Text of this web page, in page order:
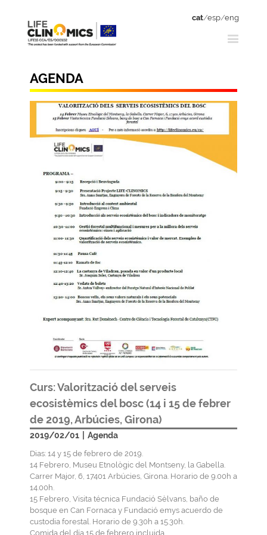
cat/esp/eng
AGENDA
Curs: Valorització del serveis
ecosistèmics del bosc (14 i 15 de febrer
de 2019, Arbúcies, Girona)
2019/02/01 Agenda
Dias: 14 y 15 de febrero de 2019.
14 Febrero, Museu Etnològic del Montseny, la Gabella.
Carrer Major, 6, 17401 Arbúcies, Girona. Horario de 9.00h a
14.00h.
15 Febrero, Visita técnica Fundació Sèlvans, baño de
bosque en Can Fornaca y Fundació emys acuerdo de
custodia forestal. Horario de 9.30h a 15.30h.
Comida del día 15 de febrero incluida.